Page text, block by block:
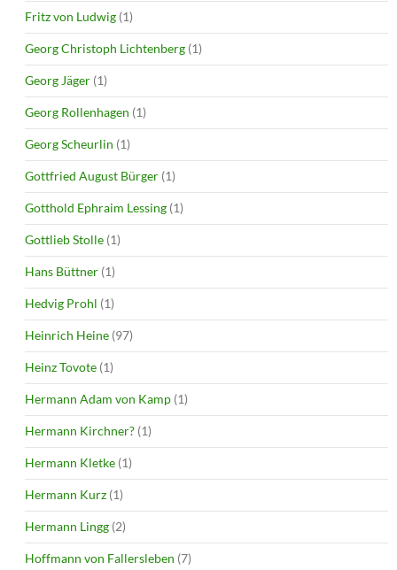
Fritz von Ludwig (1)
Georg Christoph Lichtenberg (1)
Georg Jäger (1)
Georg Rollenhagen (1)
Georg Scheurlin (1)
Gottfried August Bürger (1)
Gotthold Ephraim Lessing (1)
Gottlieb Stolle (1)
Hans Büttner (1)
Hedvig Prohl (1)
Heinrich Heine (97)
Heinz Tovote (1)
Hermann Adam von Kamp (1)
Hermann Kirchner? (1)
Hermann Kletke (1)
Hermann Kurz (1)
Hermann Lingg (2)
Hoffmann von Fallersleben (7)